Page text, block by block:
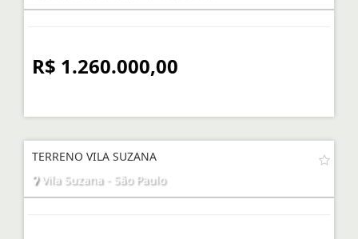
R$ 1.260.000,00
TERRENO VILA SUZANA
Vila Suzana - São Paulo